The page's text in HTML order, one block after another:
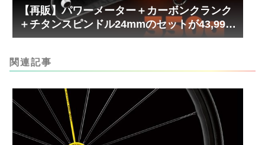
【再販】パワーメーター＋カーボンクランク
＋チタンスピンドル24mmのセットが43,999
円！
関連記事